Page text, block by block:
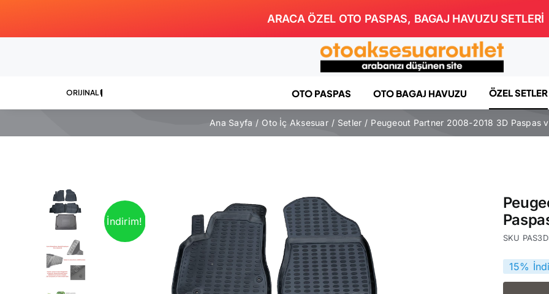
content
ARACA ÖZEL OTO PASPAS, BAGAJ HAVUZU SETLERİ
OTO PASPAS OTO BAGAJ HAVUZU ÖZEL SETLER
Ana Sayfa Oto İç Aksesuar Setler Peugeout Partner 2008-2018 3D Paspas
İndirim!
SKU
15%